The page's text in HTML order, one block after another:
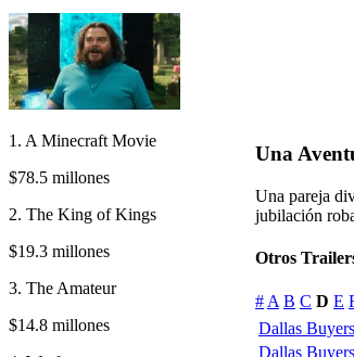
1. A Minecraft Movie
$78.5 millones
2. The King of Kings
$19.3 millones
3. The Amateur
$14.8 millones
Una
Una pareja
jubilación
Otros
# A B C D E
Dallas
Dallas